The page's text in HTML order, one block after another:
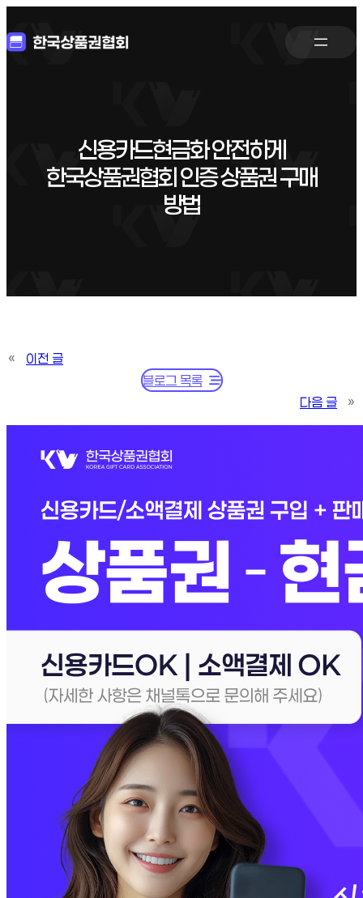
신용카드현금화 안전하게
한국상품권협회 인증 상품권 구매
방법
«
이전 글
블로그 목록
다음 글
»